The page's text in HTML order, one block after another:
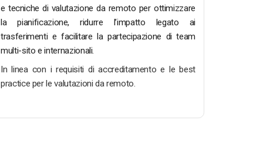
e tecniche di valutazione da remoto per ottimizzare
la pianificazione, ridurre l’impatto legato ai
trasferimenti e facilitare la partecipazione di team
multi-sito e internazionali.
In linea con i requisiti di accreditamento e le best
practice per le valutazioni da remoto.